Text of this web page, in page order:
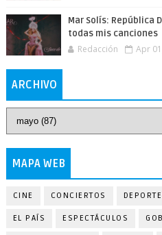
Mar Solís: República
todas mis canciones
Redacción Apr
ARCHIVO
MAPA WEB
CINE CONCIERTOS
EL PAÍS ESPECTÁCULOS